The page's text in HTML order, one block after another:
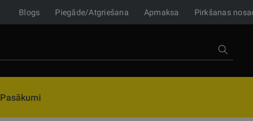
Blogs Piegāde/Atgriešana Apmaksa Pirkšanas
Pasākumi